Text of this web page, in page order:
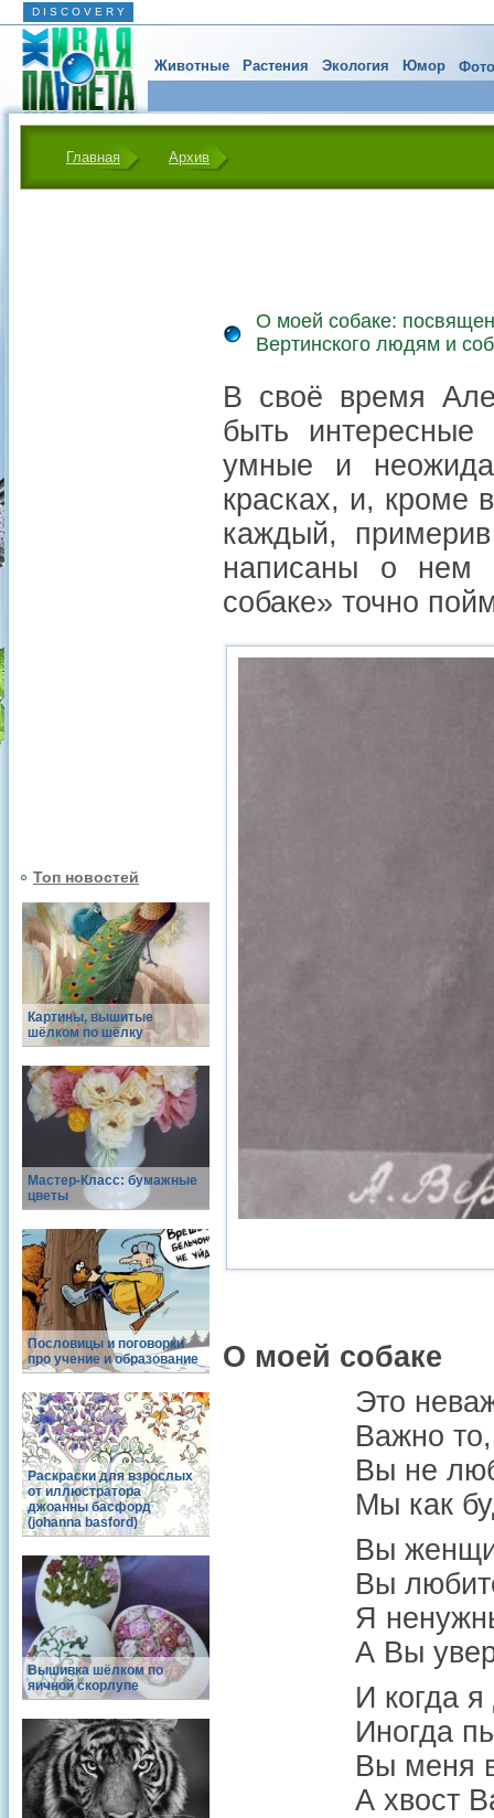
D I S C O V E R Y
Животные Растения Экология Юмор
Главная Архив
Топ новостей
Картины, вышитые
шёлком по шёлку
Мастер-Класс: бумажные
цветы
Пословицы и поговорки
про учение и образование
Раскраски для взрослых
от иллюстратора
джоанны басфорд
(johanna basford)
Вышивка шёлком по
яичной скорлупе
О моей собаке:
Вертинского людям и
В своё время
быть
умные и
красках, и, кроме
каждый,
написаны о нем
собаке» точно
О моей собаке
Это
Важно
Вы не
Мы как
Вы
Вы
Я
А Вы
И когда
Иногда
Вы меня
А хвост